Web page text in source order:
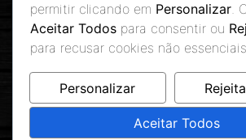
permitir clicando em Personalizar.
Aceitar Todos para consentir ou
para recusar cookies não
Personalizar
Aceitar Todos